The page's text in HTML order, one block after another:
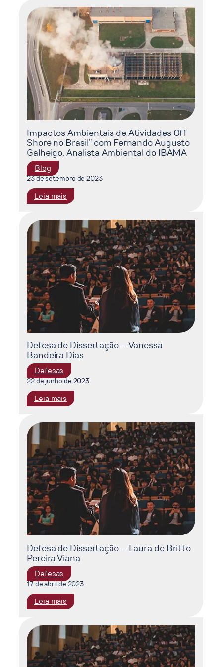
Impactos Ambientais de Atividades Off
Shore no Brasil” com Fernando Augusto
Galheigo, Analista Ambiental do IBAMA
Blog
23 de setembro de 2023
Leia mais
Impactos
Ambientais
Atividades
Off
Shore
no
Brasil”
Fernando
Augusto
Galheigo,
Ambiental
do
IBAMA
Defesa de Dissertação – Vanessa
Bandeira Dias
Defesas
22 de junho de 2023
Leia mais
Defesa
de
Dissertação
–
Vanessa
Bandeira
Dias
Defesa de Dissertação – Laura de Britto
Pereira Viana
Defesas
17 de abril de 2023
Leia mais
Defesa
Dissertação
–
Laura